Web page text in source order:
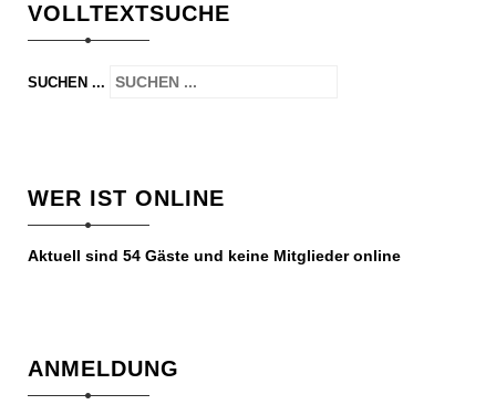
VOLLTEXTSUCHE
SUCHEN ...
WER IST ONLINE
Aktuell sind 54 Gäste und keine Mitglieder online
ANMELDUNG